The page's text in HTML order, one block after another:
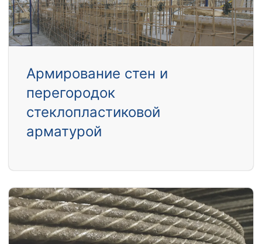
Армирование стен и
перегородок
стеклопластиковой
арматурой